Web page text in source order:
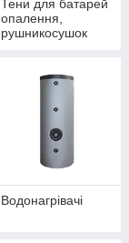
Тени для батарей
опалення,
рушникосушок
Водонагрівачі